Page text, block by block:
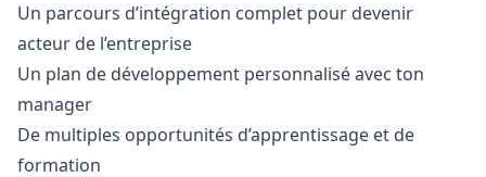
Un parcours d’intégration complet pour devenir
acteur de l’entreprise
Un plan de développement personnalisé avec ton
manager
De multiples opportunités d’apprentissage et de
formation